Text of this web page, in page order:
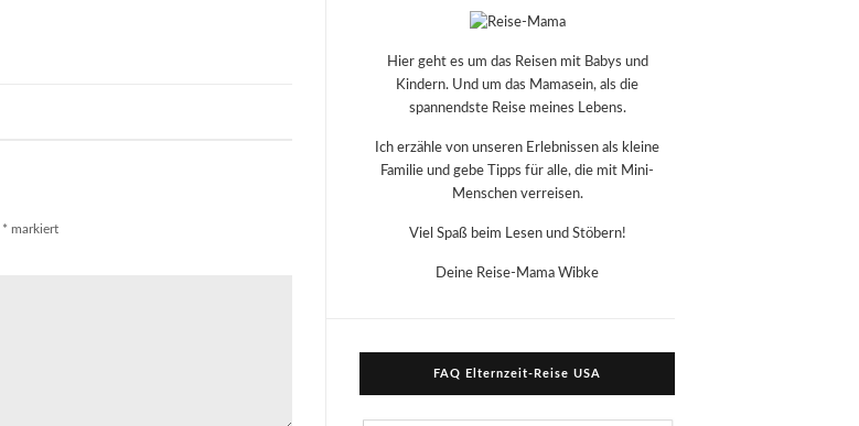
* markiert
Hier geht es um das Reisen mit Babys und
Kindern. Und um das Mamasein, als die
spannendste Reise meines Lebens.
Ich erzähle von unseren Erlebnissen als kleine
Familie und gebe Tipps für alle, die mit Mini-
Menschen verreisen.
Viel Spaß beim Lesen und Stöbern!
Deine Reise-Mama Wibke
FAQ Elternzeit-Reise USA